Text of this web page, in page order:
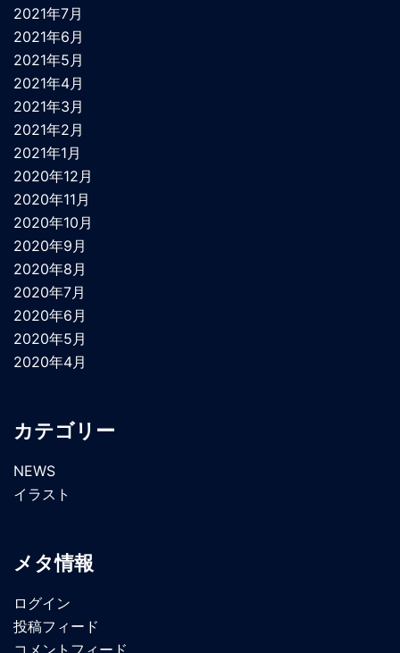
2021年7月
2021年6月
2021年5月
2021年4月
2021年3月
2021年2月
2021年1月
2020年12月
2020年11月
2020年10月
2020年9月
2020年8月
2020年7月
2020年6月
2020年5月
2020年4月
カテゴリー
NEWS
イラスト
メタ情報
ログイン
投稿フィード
コメントフィード